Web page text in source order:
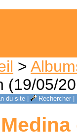
>
(19/05/
du site| Rechercher|